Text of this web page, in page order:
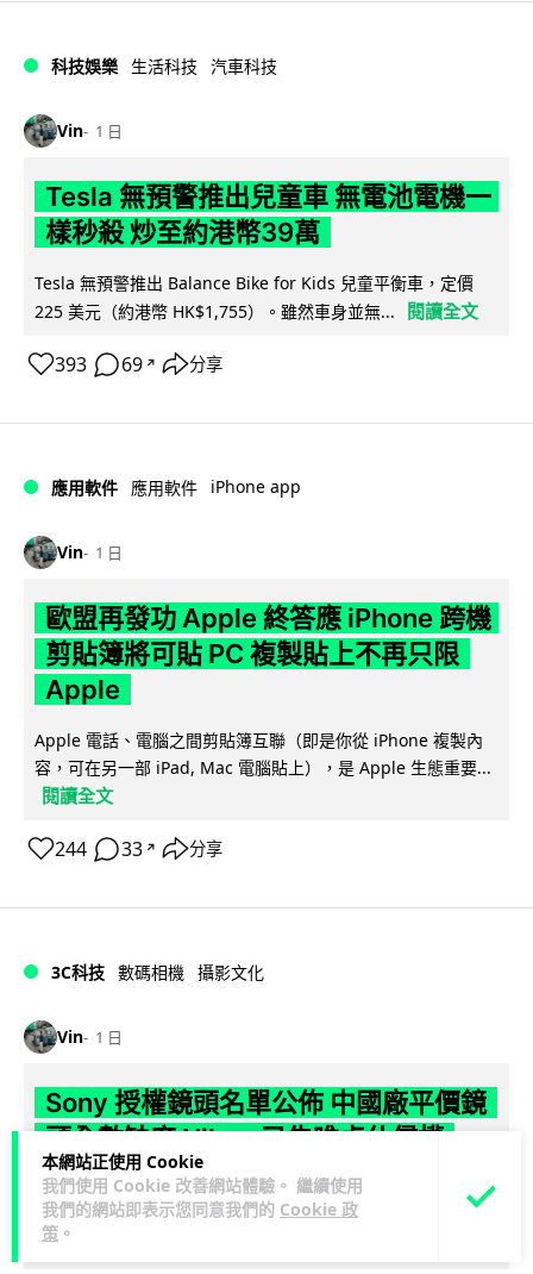
本網站正使用 Cookie
我們使用 Cookie 改善網站體驗。 繼續使用
我們的網站即表示您同意我們的 Cookie 政
策 。
科技娛樂 生活科技 汽車科技
Vin 1 日
Tesla 無預警推出兒童車 無電池電機一
樣秒殺 炒至約港幣39萬
Tesla 無預警推出 Balance Bike for Kids 兒童平衡車，定價
225 美元（約港幣 HK$1,755）。雖然車身並無...
閱讀全文
393 69 ↗ 分享
應用軟件 應用軟件 iPhone app
Vin 1 日
歐盟再發功 Apple 終答應 iPhone 跨機
剪貼簿將可貼 PC 複製貼上不再只限
Apple
Apple 電話、電腦之間剪貼簿互聯（即是你從 iPhone 複製內
容，可在另一部 iPad, Mac 電腦貼上），是 Apple 生態重要...
閱讀全文
244 33 ↗ 分享
3C科技 數碼相機 攝影文化
Vin 1 日
Sony 授權鏡頭名單公佈 中國廠平價鏡
頭全數缺席 Nikon 已告唯卓仕侵權
Sony 公佈截至 2026 年 7 月的 E-Mount 鏡頭官方授權合作夥
伴名單，共 9 間夥伴入圍，包括蔡司、富士、適馬、騰龍等傳
統光...